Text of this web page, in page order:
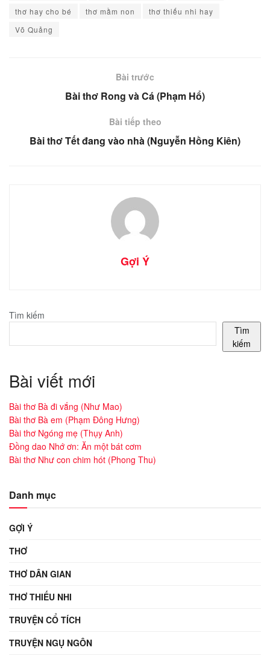
thơ hay cho bé
thơ mầm non
thơ thiếu nhi hay
Võ Quảng
Bài trước
Bài thơ Rong và Cá (Phạm Hổ)
Bài tiếp theo
Bài thơ Tết đang vào nhà (Nguyễn Hồng Kiên)
Gợi Ý
Tìm kiếm
Tìm
kiếm
Bài viết mới
Bài thơ Bà đi vắng (Như Mao)
Bài thơ Bà em (Phạm Đông Hưng)
Bài thơ Ngóng mẹ (Thụy Anh)
Đồng dao Nhớ ơn: Ăn một bát cơm
Bài thơ Như con chim hót (Phong Thu)
Danh mục
GỢI Ý
THƠ
THƠ DÂN GIAN
THƠ THIẾU NHI
TRUYỆN CỔ TÍCH
TRUYỆN NGỤ NGÔN